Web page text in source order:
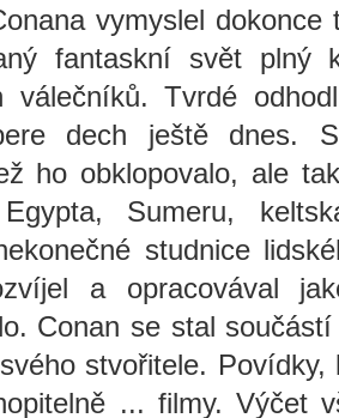
vymyslel
fantaskní svět plný
válečníků. Tvrdé
dech ještě dnes.
ho obklopovalo, ale
Egypta, Sumeru,
studnice
a opracovával
Conan se stal
stvořitele. Povídky,
... filmy. Výčet